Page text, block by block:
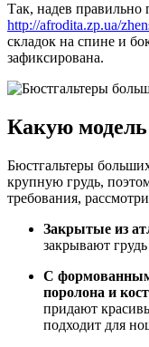
Так, надев правильно
http://afrodita.zp.ua/
складок на спине и
зафиксирована.
Какую
Бюстгальтеры
крупную грудь,
требования,
Закрытые из
закрывают
С
поролона и
придают
подходит для